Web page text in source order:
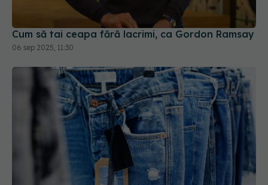
Cum să tai ceapa fără lacrimi, ca Gordon Ramsay
06 sep 2025, 11:30